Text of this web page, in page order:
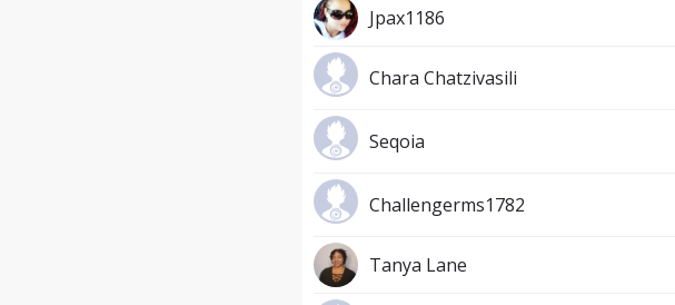
Jpax1186
Chara Chatzivasili
Seqoia
Challengerms1782
Tanya Lane